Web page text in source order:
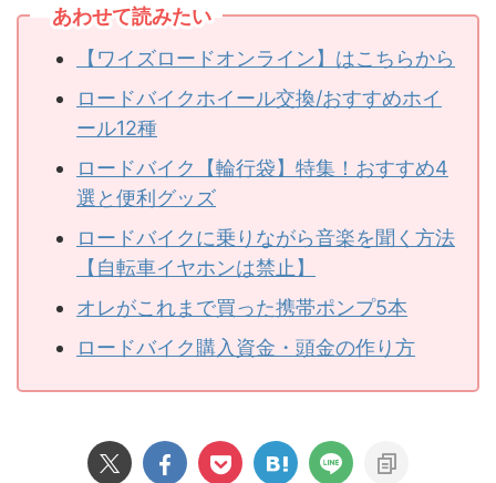
あわせて読みたい
【ワイズロードオンライン】はこちらから
ロードバイクホイール交換/おすすめホイ
ール12種
ロードバイク【輪行袋】特集！おすすめ4
選と便利グッズ
ロードバイクに乗りながら音楽を聞く方法
【自転車イヤホンは禁止】
オレがこれまで買った携帯ポンプ5本
ロードバイク購入資金・頭金の作り方